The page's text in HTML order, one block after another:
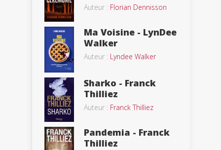
Auteur : Florian Dennisson
Ma Voisine - LynDee
Walker
Auteur : Lyndee Walker
Sharko - Franck
Thilliez
Auteur : Franck Thilliez
Pandemia - Franck
Thilliez